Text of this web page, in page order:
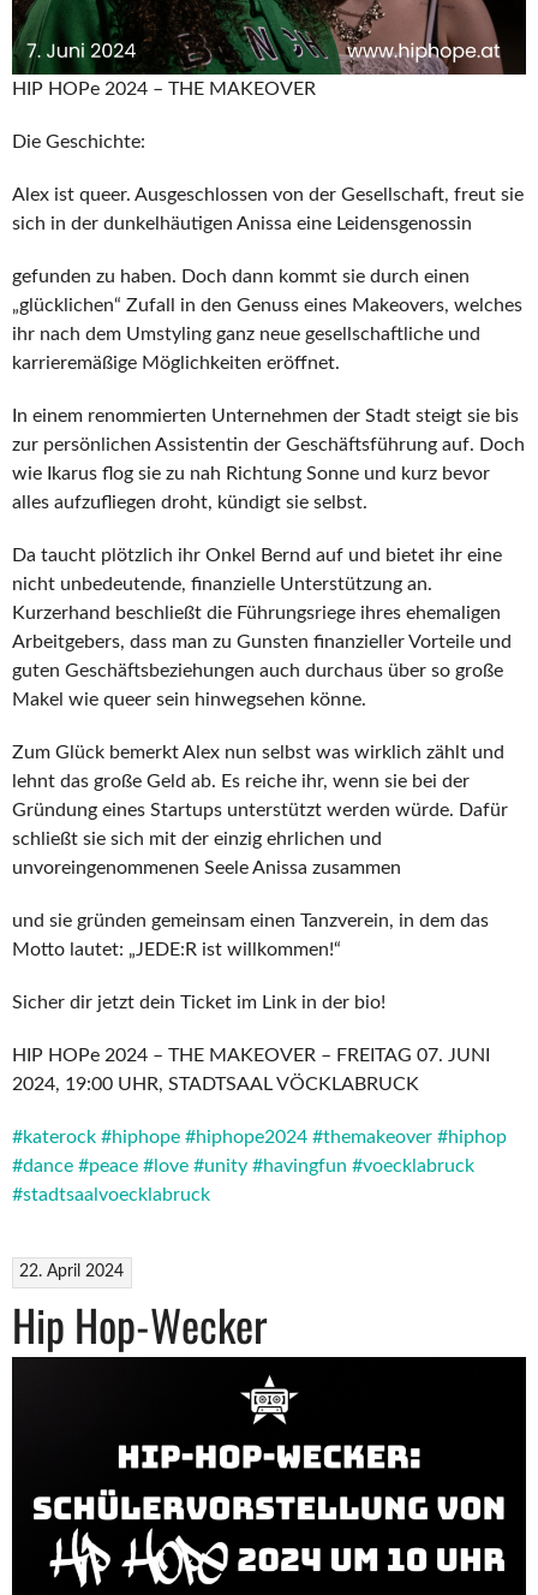
HIP HOPe 2024 – THE MAKEOVER
Die Geschichte:
Alex ist queer. Ausgeschlossen von der Gesellschaft, freut sie
sich in der dunkelhäutigen Anissa eine Leidensgenossin
gefunden zu haben. Doch dann kommt sie durch einen
„glücklichen“ Zufall in den Genuss eines Makeovers, welches
ihr nach dem Umstyling ganz neue gesellschaftliche und
karrieremäßige Möglichkeiten eröffnet.
In einem renommierten Unternehmen der Stadt steigt sie bis
zur persönlichen Assistentin der Geschäftsführung auf. Doch
wie Ikarus flog sie zu nah Richtung Sonne und kurz bevor
alles aufzufliegen droht, kündigt sie selbst.
Da taucht plötzlich ihr Onkel Bernd auf und bietet ihr eine
nicht unbedeutende, finanzielle Unterstützung an.
Kurzerhand beschließt die Führungsriege ihres ehemaligen
Arbeitgebers, dass man zu Gunsten finanzieller Vorteile und
guten Geschäftsbeziehungen auch durchaus über so große
Makel wie queer sein hinwegsehen könne.
Zum Glück bemerkt Alex nun selbst was wirklich zählt und
lehnt das große Geld ab. Es reiche ihr, wenn sie bei der
Gründung eines Startups unterstützt werden würde. Dafür
schließt sie sich mit der einzig ehrlichen und
unvoreingenommenen Seele Anissa zusammen
und sie gründen gemeinsam einen Tanzverein, in dem das
Motto lautet: „JEDE:R ist willkommen!“
Sicher dir jetzt dein Ticket im Link in der bio!
HIP HOPe 2024 – THE MAKEOVER – FREITAG 07. JUNI
2024, 19:00 UHR, STADTSAAL VÖCKLABRUCK
#katerock #hiphope #hiphope2024 #themakeover #hiphop
#dance #peace #love #unity #havingfun #voecklabruck
#stadtsaalvoecklabruck
22. April 2024
Hip Hop-Wecker